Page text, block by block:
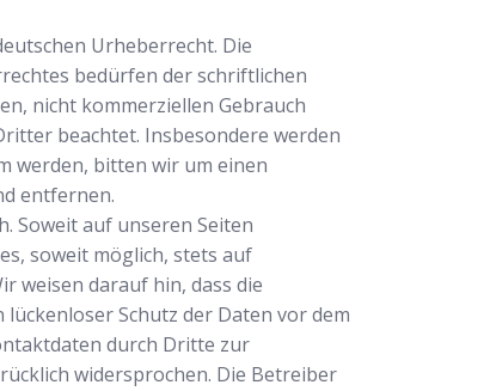
Urheberrecht. Die
bedürfen der schriftlichen
nicht kommerziellen Gebrauch
beachtet. Insbesondere werden
werden, bitten wir um einen
entfernen.
Soweit auf unseren Seiten
soweit möglich, stets auf
weisen darauf hin, dass die
Schutz der Daten vor dem
durch Dritte zur
widersprochen. Die Betreiber